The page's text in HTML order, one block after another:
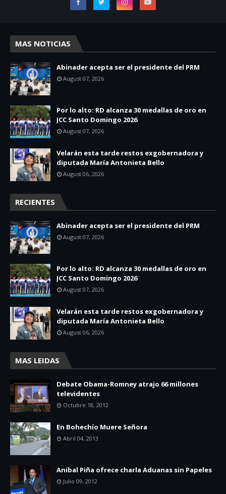
MAS NOTICIAS
Abinader acepta ser el presidente del PRM
August 07, 2026
Por lo alto: RD alcanza 30 medallas de oro en
JCC Santo Domingo 2026
August 07, 2026
Velarán esta tarde restos exgobernadora y
diputada María Antonieta Bello
August 06, 2026
RECIENTES
Abinader acepta ser el presidente del PRM
August 07, 2026
Por lo alto: RD alcanza 30 medallas de oro en
JCC Santo Domingo 2026
August 07, 2026
Velarán esta tarde restos exgobernadora y
diputada María Antonieta Bello
August 06, 2026
MAS LEIDAS
Debate Obama-Romney atrajo 66 millones
televidentes
Octubre 18, 2012
En Bohechío Muere Señora
Abril 04, 2013
Anibal Piña ofrece charla Aduanas sin Papeles
Julio 09, 2012